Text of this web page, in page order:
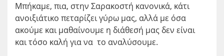
Μπήκαμε, πια, στην Σαρακοστή κανονικά, κάτι
ανοιξιάτικο πεταρίζει γύρω μας, αλλά με όσα
ακούμε και μαθαίνουμε η διάθεσή μας δεν είναι
και τόσο καλή για να το αναλύσουμε.